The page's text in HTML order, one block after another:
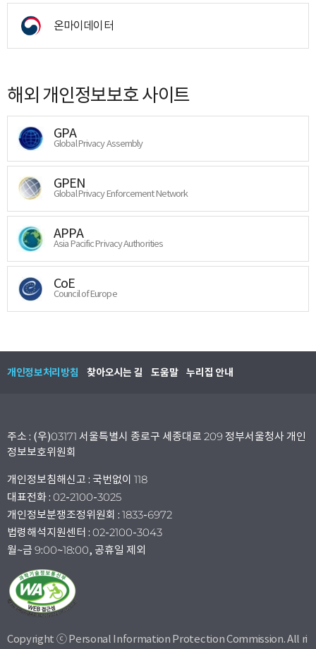
온마이데이터
해외 개인정보보호 사이트
GPA
Global Privacy Assembly
GPEN
Global Privacy Enforcement Network
APPA
Asia Pacific Privacy Authorities
CoE
Council of Europe
개인정보처리방침 찾아오시는 길 도움말 누리집 안내
주소 : (우)03171 서울특별시 종로구 세종대로 209 정부서울청사 개인
정보보호위원회
개인정보침해신고 : 국번없이 118
대표전화 : 02-2100-3025
개인정보분쟁조정위원회 : 1833-6972
법령해석지원센터 : 02-2100-3043
월~금 9:00~18:00, 공휴일 제외
Copyright ⓒ Personal Information Protection Commission. All ri